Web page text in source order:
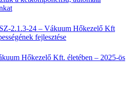
2.1.3-24 – Vákuum Hőkezelő Kft
fejlesztése
Hőkezelő Kft. életében – 2025-ös